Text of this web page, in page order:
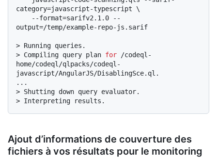
category=javascript-typescript \
output=/temp/example-repo-js.sarif
> Running queries.
> Compiling query plan for /codeql-
home/codeql/qlpacks/codeql-
javascript/AngularJS/DisablingSce.ql.
> Shutting down query evaluator.
> Interpreting results.
Ajout d’informations de couverture des
fichiers à vos résultats pour le monitoring